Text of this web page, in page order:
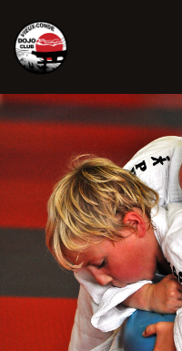
ACCUEIL
PLANNING
TARIFS ET
CONTACT